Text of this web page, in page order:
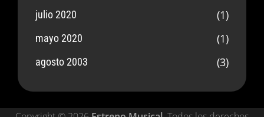
julio 2020 (1)
mayo 2020 (1)
agosto 2003 (3)